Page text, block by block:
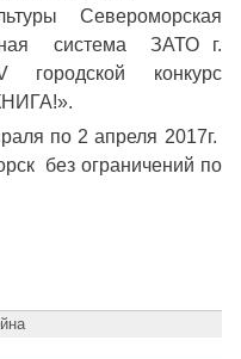
Североморская
система ЗАТО г.
городской конкурс
по 2 апреля 2017г.
без ограничений по